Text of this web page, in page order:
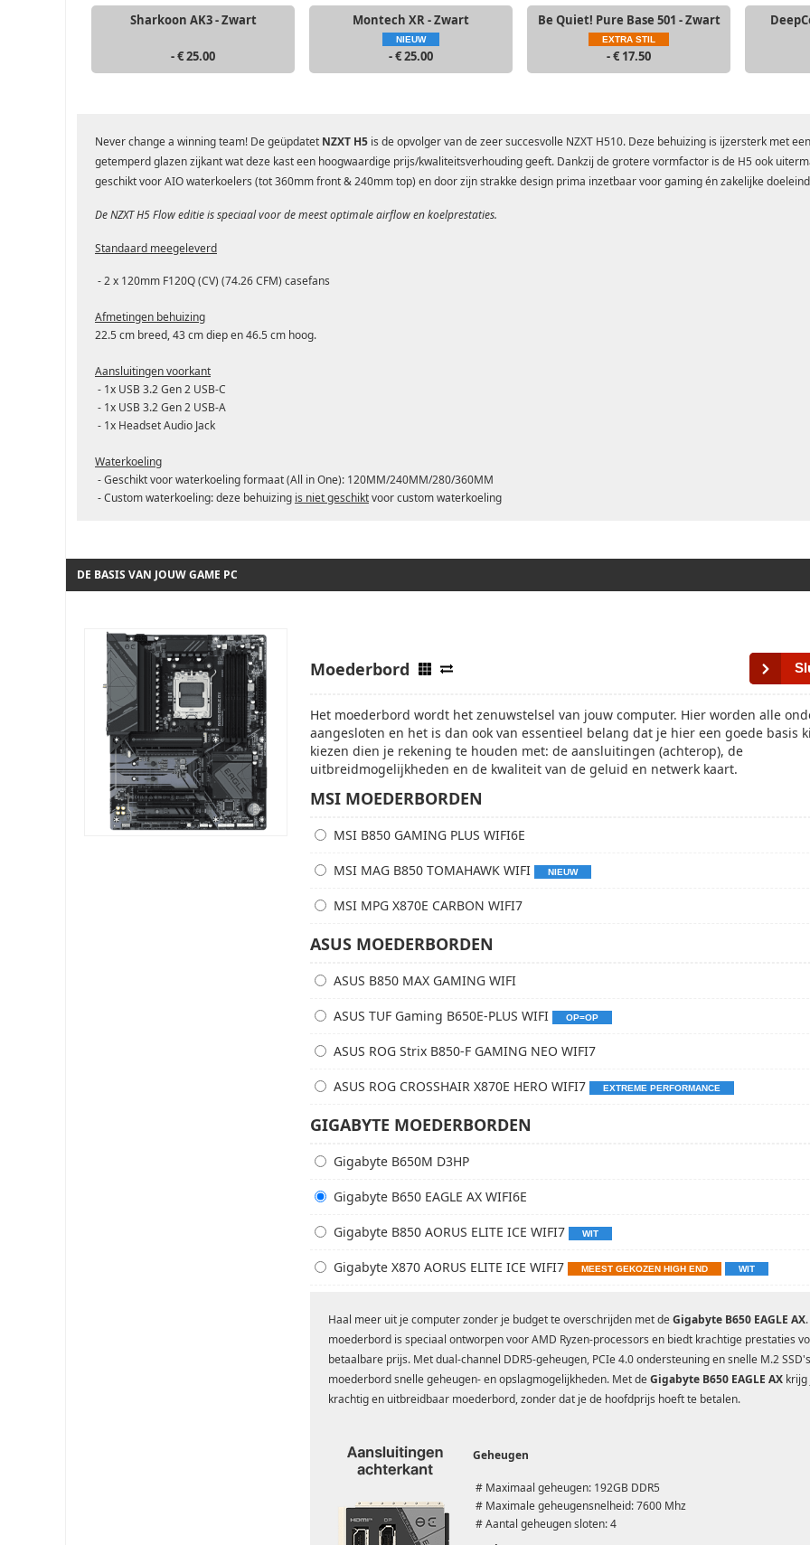
Sharkoon AK3 - Zwart
- € 25.00
Montech XR - Zwart
NIEUW
- € 25.00
Be Quiet! Pure Base 501 - Zwart
EXTRA STIL
- € 17.50
Never change a winning team! De geüpdatet NZXT H5 is de opvolger van de zeer succesvolle NZXT H510. Deze behuizing is ijzersterk met een
getemperd glazen zijkant wat deze kast een hoogwaardige prijs/kwaliteitsverhouding geeft. Dankzij de grotere vormfactor is de H5 ook
geschikt voor AIO waterkoelers (tot 360mm front & 240mm top) en door zijn strakke design prima inzetbaar voor gaming én zakelijke
De NZXT H5 Flow editie is speciaal voor de meest optimale airflow en koelprestaties.
Standaard meegeleverd
- 2 x 120mm F120Q (CV) (74.26 CFM) casefans
Afmetingen behuizing
22.5 cm breed, 43 cm diep en 46.5 cm hoog.
Aansluitingen voorkant
- 1x USB 3.2 Gen 2 USB-C
- 1x USB 3.2 Gen 2 USB-A
- 1x Headset Audio Jack
Waterkoeling
- Geschikt voor waterkoeling formaat (All in One): 120MM/240MM/280/360MM
- Custom waterkoeling: deze behuizing is niet geschiktvoor custom waterkoeling
DE BASIS VAN JOUW GAME PC
Moederbord
Het moederbord wordt het zenuwstelsel van jouw computer. Hier worden alle
aangesloten en het is dan ook van essentieel belang dat je hier een goede basis
kiezen dien je rekening te houden met: de aansluitingen (achterop), de
uitbreidmogelijkheden en de kwaliteit van de geluid en netwerk kaart.
MSI MOEDERBORDEN
MSI B850 GAMING PLUS WIFI6E
MSI MAG B850 TOMAHAWK WIFI NIEUW
MSI MPG X870E CARBON WIFI7
ASUS MOEDERBORDEN
ASUS B850 MAX GAMING WIFI
ASUS TUF Gaming B650E-PLUS WIFI OP=OP
ASUS ROG Strix B850-F GAMING NEO WIFI7
ASUS ROG CROSSHAIR X870E HERO WIFI7 EXTREME PERFORMANCE
GIGABYTE MOEDERBORDEN
Gigabyte B650M D3HP
Gigabyte B650 EAGLE AX WIFI6E
Gigabyte B850 AORUS ELITE ICE WIFI7 WIT
Gigabyte X870 AORUS ELITE ICE WIFI7 MEEST GEKOZEN HIGH END WIT
Haal meer uit je computer zonder je budget te overschrijden met deGigabyte B650 EAGLE AX
moederbord is speciaal ontworpen voor AMD Ryzen-processors en biedt krachtige prestaties
betaalbare prijs. Met dual-channel DDR5-geheugen, PCIe 4.0 ondersteuning en snelle M.2
moederbord snelle geheugen- en opslagmogelijkheden. Met deGigabyte B650 EAGLE AX krijg
krachtig en uitbreidbaar moederbord, zonder dat je de hoofdprijs hoeft te betalen.
Geheugen
# Maximaal geheugen: 192GB DDR5
# Maximale geheugensnelheid: 7600 Mhz
# Aantal geheugen sloten: 4